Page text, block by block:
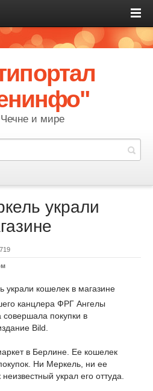
и мире
украли
719
канцлера ФРГ Ангелы
совершала покупки в
Bild.
в Берлине. Ее кошелек
Ни Меркель, ни ее
украл его оттуда.